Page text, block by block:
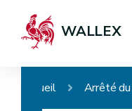
WALLEX
Accueil